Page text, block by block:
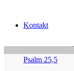
Kontakt
Die Losung von
Du bist der
Psalm 25,5